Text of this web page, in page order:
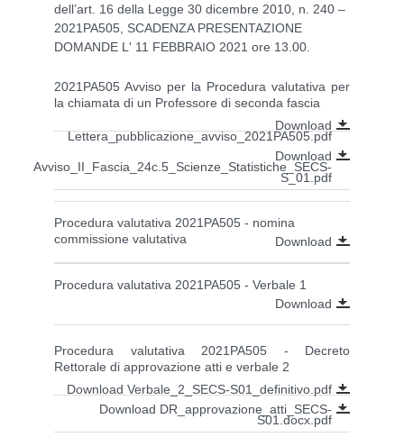
dell’art. 16 della Legge 30 dicembre 2010, n. 240 –
2021PA505, SCADENZA PRESENTAZIONE
DOMANDE L' 11 FEBBRAIO 2021 ore 13.00.
2021PA505 Avviso per la Procedura valutativa per
la chiamata di un Professore di seconda fascia
Download
Lettera_pubblicazione_avviso_2021PA505.pdf
Download
Avviso_II_Fascia_24c.5_Scienze_Statistiche_SECS-
S_01.pdf
Procedura valutativa 2021PA505 - nomina
commissione valutativa
Download
Procedura valutativa 2021PA505 - Verbale 1
Download
Procedura valutativa 2021PA505 - Decreto
Rettorale di approvazione atti e verbale 2
Download Verbale_2_SECS-S01_definitivo.pdf
Download DR_approvazione_atti_SECS-
S01.docx.pdf